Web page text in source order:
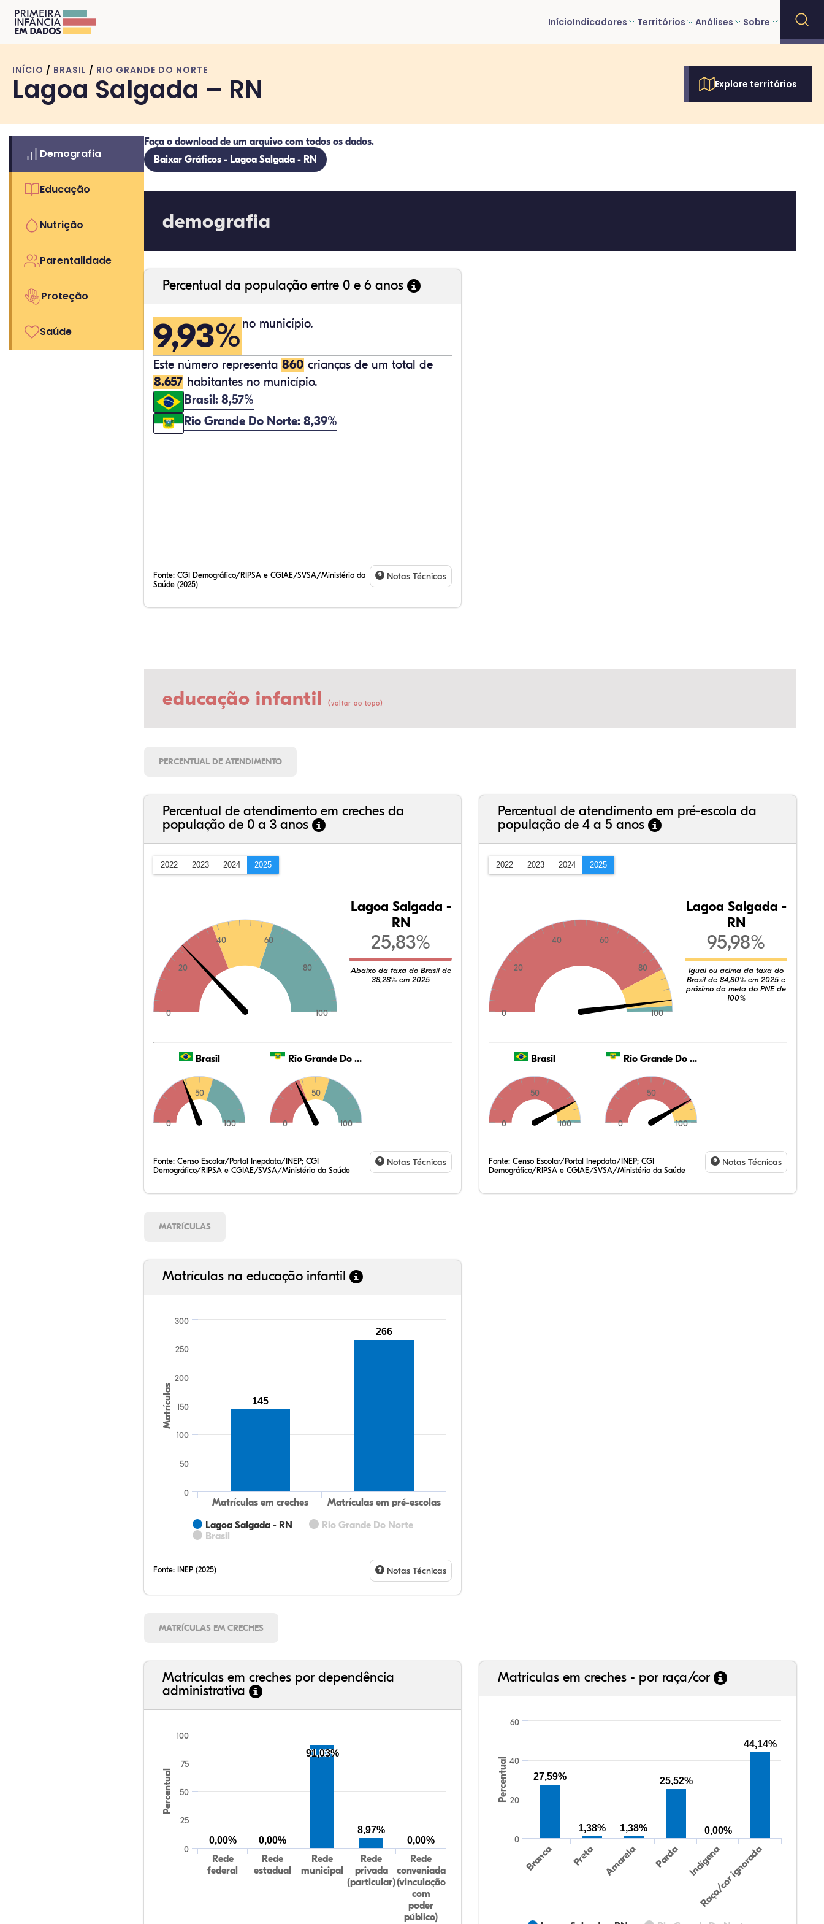
InícioIndicadores Territórios Análises Sobre
INÍCIO / BRASIL / RIO GRANDE DO NORTE
Lagoa Salgada – RN Explore territórios
Demografia
Educação
Nutrição
Parentalidade
Proteção
Saúde
Faça o download de um arquivo com todos os dados.
Baixar Gráficos - Lagoa Salgada - RN
demografia
Percentual da população entre 0 e 6 anos
9,93% no município.
Este número representa 860 crianças de um total de
8.657 habitantes no município.
Brasil: 8,57%
Rio Grande Do Norte: 8,39%
Fonte: CGI Demográfico/RIPSA e CGIAE/SVSA/Ministério da
Saúde (2025)
Notas Técnicas
educação infantil (voltar ao topo)
PERCENTUAL DE ATENDIMENTO
Percentual de atendimento em creches da
população de 0 a 3 anos
2022 2023 2024 2025
0
20
40 60
80
100
Lagoa Salgada -
RN
25,83%
Abaixo da taxa do Brasil de
38,28% em 2025
Brasil
0
50
100
Rio Grande Do Norte
0
50
100
Fonte: Censo Escolar/Portal Inepdata/INEP; CGI
Demográfico/RIPSA e CGIAE/SVSA/Ministério da Saúde
Notas Técnicas
Percentual de atendimento em pré-escola da
população de 4 a 5 anos
2022 2023 2024 2025
0
20
40 60
80
100
Lagoa Salgada -
RN
95,98%
Igual ou acima da taxa do
Brasil de 84,80% em 2025 e
próximo da meta do PNE de
100%
Brasil
0
50
100
Rio Grande Do Norte
0
50
100
Fonte: Censo Escolar/Portal Inepdata/INEP; CGI
Demográfico/RIPSA e CGIAE/SVSA/Ministério da Saúde
Notas Técnicas
MATRÍCULAS
Matrículas na educação infantil
Matrículas
Lagoa Salgada - RN
Rio Grande Do Norte
Brasil
Matrículas em creches Matrículas em pré-escolas
0
50
100
150
200
250
300
145
266
Fonte: INEP (2025) Notas Técnicas
MATRÍCULAS EM CRECHES
Matrículas em creches por dependência
administrativa
Percentual
Rede
federal
Rede
estadual
Rede
municipal
Rede
privada
(particular)
Rede
conveniada
(vinculação
com
poder
público)
0
25
50
75
100
0,00% 0,00%
91,03%
8,97%
0,00%
Matrículas em creches - por raça/cor
Percentual
Branca Preta Amarela Parda Indígena
Raça/cor ignorada
0
20
40
60
27,59%
1,38% 1,38%
25,52%
0,00%
44,14%